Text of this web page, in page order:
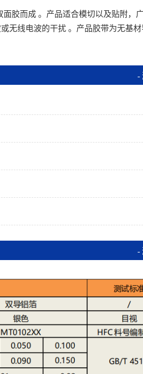
胶而成 。产品适合模切以及贴附，
无线电波的干扰 。产品胶带为无基材
-
-